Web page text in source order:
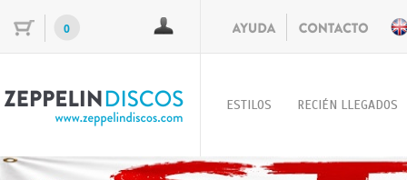
0
ESTILOS RECIÉN LLEGADOS